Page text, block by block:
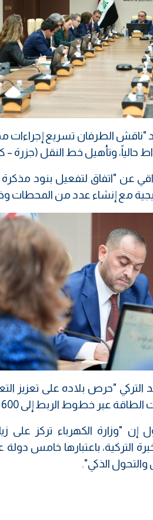
عن "اتفاق لتفعيل بنود
مع إنشاء عدد من المحطات
التركي "حرص بلاده على تعزيز
إلى 600 ميغاواط بعد استحصال موافقات الاتحاد الأوروبي".
إن "وزارة الكهرباء تركز
التركية، باعتبارها خامس
الذكي".